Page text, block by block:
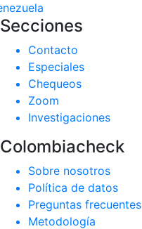
Secciones
Contacto
Especiales
Chequeos
Zoom
Investigaciones
Colombiacheck
Sobre nosotros
Política de datos
Preguntas frecuentes
Metodología